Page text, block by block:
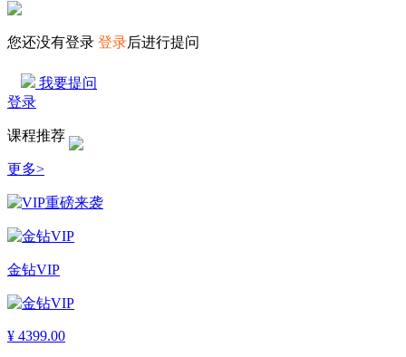
您还没有登录 登录后进行提问
我要提问
登录
课程推荐
更多>
金钻VIP
¥ 4399.00